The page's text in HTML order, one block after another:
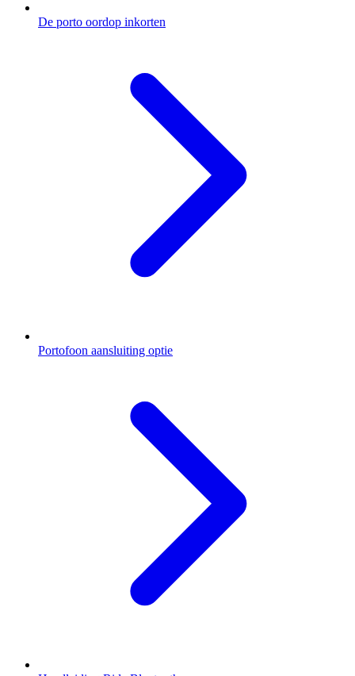
De porto oordop inkorten
Portofoon aansluiting optie